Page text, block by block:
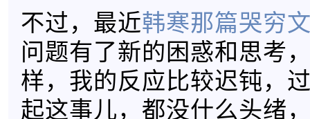
不过，最近韩寒那篇哭穷
问题有了新的困惑和思考
样，我的反应比较迟钝，
起这事儿，都没什么头绪